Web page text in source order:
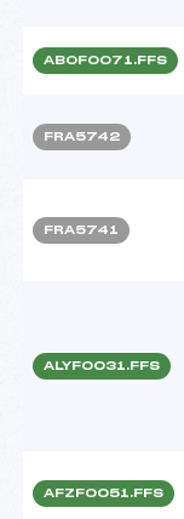
ABOF0071.FFS
FRA5742
FRA5741
ALYF0031.FFS
AFZF0051.FFS